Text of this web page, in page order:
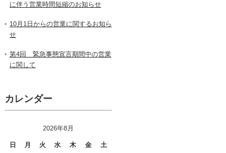
に伴う営業時間短縮のお知らせ
10月1日からの営業に関するお知ら
せ
第4回 緊急事態宣言期間中の営業
に関して
カレンダー
2026年8月
日 月 火 水 木 金 土